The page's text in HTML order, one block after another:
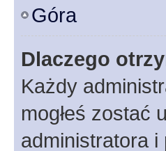
Góra
Dlaczego
Każdy
mogłeś zostać
administratora